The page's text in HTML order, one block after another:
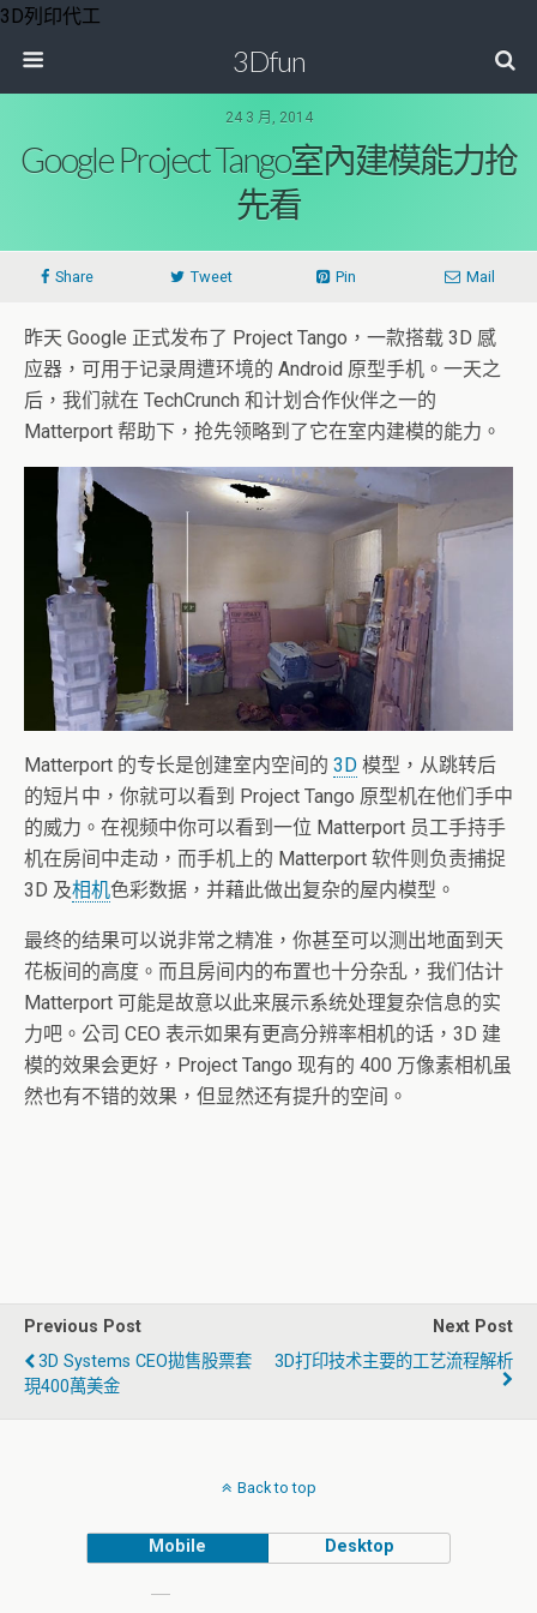
3D列印代工
3Dfun
24 3 月, 2014
Google Project Tango室內建模能力抢
先看
Share Tweet Pin Mail
昨天 Google 正式发布了 Project Tango，一款搭载 3D 感
应器，可用于记录周遭环境的 Android 原型手机。一天之
后，我们就在 TechCrunch 和计划合作伙伴之一的
Matterport 帮助下，抢先领略到了它在室内建模的能力。
Matterport 的专长是创建室内空间的 3D 模型，从跳转后
的短片中，你就可以看到 Project Tango 原型机在他们手中
的威力。在视频中你可以看到一位 Matterport 员工手持手
机在房间中走动，而手机上的 Matterport 软件则负责捕捉
3D 及相机色彩数据，并藉此做出复杂的屋内模型。
最终的结果可以说非常之精准，你甚至可以测出地面到天
花板间的高度。而且房间内的布置也十分杂乱，我们估计
Matterport 可能是故意以此来展示系统处理复杂信息的实
力吧。公司 CEO 表示如果有更高分辨率相机的话，3D 建
模的效果会更好，Project Tango 现有的 400 万像素相机虽
然也有不错的效果，但显然还有提升的空间。
Previous Post
3D Systems CEO拋售股票套
現400萬美金
Next Post
3D打印技术主要的工艺流程解析
Back to top
Mobile Desktop